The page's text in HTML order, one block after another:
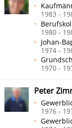
1983 -
1980 -
Johan-
1974 -
1970 -
Peter
1976 -